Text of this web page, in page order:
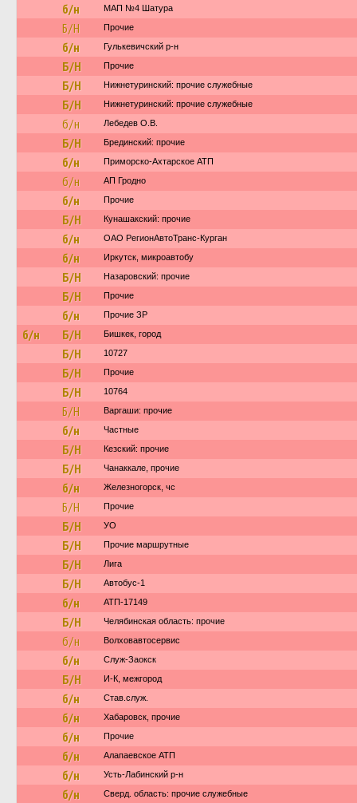
б/н МАП №4 Шатура
Б/Н Прочие
б/н Гулькевичский р-н
Б/Н Прочие
Б/Н Нижнетуринский: прочие служебные
Б/Н Нижнетуринский: прочие служебные
б/н Лебедев О.В.
Б/Н Брединский: прочие
б/н Приморско-Ахтарское АТП
б/н АП Гродно
б/н Прочие
Б/Н Кунашакский: прочие
б/н ОАО РегионАвтоТранс-Курган
б/н Иркутск, микроавтобу
Б/Н Назаровский: прочие
Б/Н Прочие
б/н Прочие ЗР
б/н Б/Н Бишкек, город
Б/Н 10727
Б/Н Прочие
Б/Н 10764
Б/Н Варгаши: прочие
б/н Частные
Б/Н Кезский: прочие
Б/Н Чанаккале, прочие
б/н Железногорск, чс
Б/Н Прочие
Б/Н УО
Б/Н Прочие маршрутные
Б/Н Лига
Б/Н Автобус-1
б/н АТП-17149
Б/Н Челябинская область: прочие
б/н Волховавтосервис
б/н Служ-Заокск
Б/Н И-К, межгород
б/н Став.служ.
б/н Хабаровск, прочие
б/н Прочие
б/н Алапаевское АТП
б/н Усть-Лабинский р-н
б/н Сверд. область: прочие служебные